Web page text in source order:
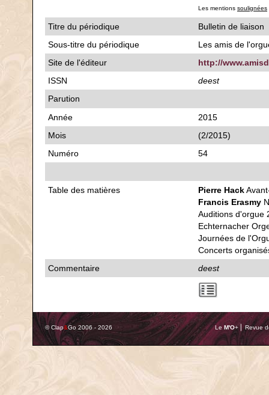
Les mentions soulignées
Titre du périodique
Bulletin de liaison
Sous-titre du périodique
Les amis de
Site de l'éditeur
http://
ISSN
deest
Parution
Année
2015
Mois
(2/2015)
Numéro
54
Table des matières Pierre Hack
Francis Erasmy
Auditions d'orgue
Echternacher
Journées de
Concerts
Commentaire
deest
© Clap&Go 2006 - 2026 Le M'O+ ⎢ Revue